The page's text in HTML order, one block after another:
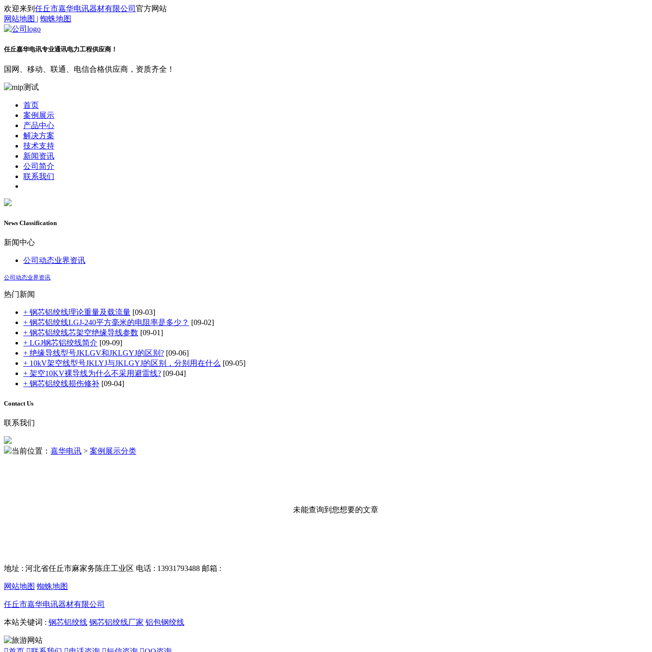
欢迎来到 任丘市嘉华电讯器材有限公司 官方网站
网站地图 | 蜘蛛地图
任丘嘉华电讯专业通讯电力工程供应商！
国网、移动、联通、电信合格供应商，资质齐全！
首页
案例展示
产品中心
解决方案
技术支持
新闻资讯
公司简介
联系我们
News Classification
新闻中心
公司动态业界资讯
公司动态业界资讯
热门新闻
+ 钢芯铝绞线理论重量及载流量 [09-03]
+ 钢芯铝绞线LGJ-240平方毫米的电阻率是多少？ [09-02]
+ 钢芯铝绞线芯架空绝缘导线参数 [09-01]
+ LGJ钢芯铝绞线简介 [09-09]
+ 绝缘导线型号JKLGV和JKLGYJ的区别? [09-06]
+ 10kV架空线型号JKLYJ与JKLGYJ的区别，分别用在什么 [09-05]
+ 架空10KV裸导线为什么不采用避雷线? [09-04]
+ 钢芯铝绞线损伤修补 [09-04]
Contact Us
联系我们
当前位置： 嘉华电讯 > 案例展示分类
未能查询到您想要的文章
地址 : 河北省任丘市麻家务陈庄工业区 电话 : 13931793488 邮箱 :
网站地图 蜘蛛地图
任丘市嘉华电讯器材有限公司
本站关键词 : 钢芯铝绞线 钢芯铝绞线厂家 铝包钢绞线